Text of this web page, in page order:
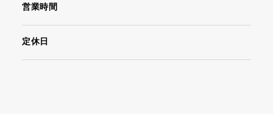
営業時間
定休日